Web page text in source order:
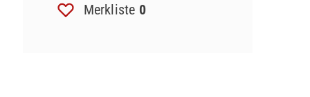
Merkliste 0